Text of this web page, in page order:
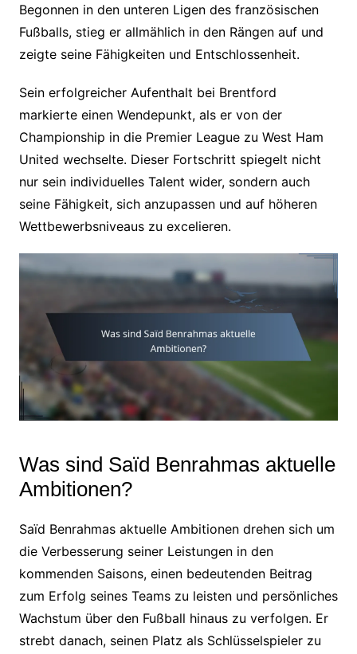
Begonnen in den unteren Ligen des französischen
Fußballs, stieg er allmählich in den Rängen auf und
zeigte seine Fähigkeiten und Entschlossenheit.
Sein erfolgreicher Aufenthalt bei Brentford
markierte einen Wendepunkt, als er von der
Championship in die Premier League zu West Ham
United wechselte. Dieser Fortschritt spiegelt nicht
nur sein individuelles Talent wider, sondern auch
seine Fähigkeit, sich anzupassen und auf höheren
Wettbewerbsniveaus zu excelieren.
Was sind Saïd Benrahmas aktuelle
Ambitionen?
Saïd Benrahmas aktuelle Ambitionen drehen sich um
die Verbesserung seiner Leistungen in den
kommenden Saisons, einen bedeutenden Beitrag
zum Erfolg seines Teams zu leisten und persönliches
Wachstum über den Fußball hinaus zu verfolgen. Er
strebt danach, seinen Platz als Schlüsselspieler zu